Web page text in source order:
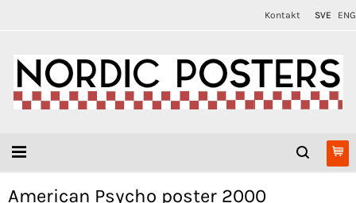
Kontakt SVE ENG
American Psycho poster 2000